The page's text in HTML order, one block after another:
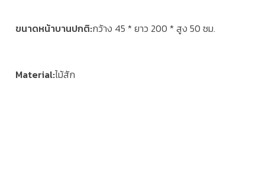
ขนาดหน้าบานปกติ กว้าง 45 * ยาว 200 * สูง 50 ซม.
Materialไม้สัก